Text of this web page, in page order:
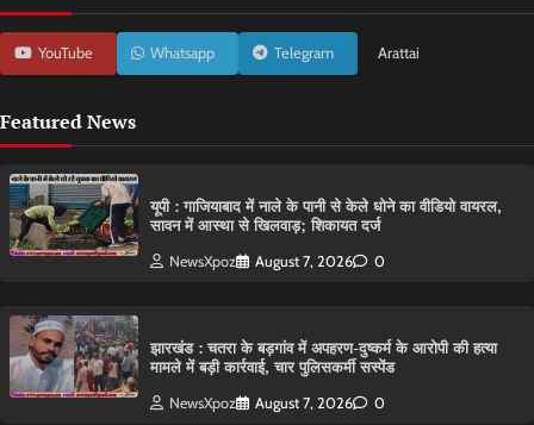
YouTube Whatsapp Telegram Arattai
Featured News
यूपी : गाजियाबाद में नाले के पानी से केले धोने का वीडियो वायरल,
सावन में आस्था से खिलवाड़; शिकायत दर्ज
NewsXpoz August 7, 2026 0
झारखंड : चतरा के बड़गांव में अपहरण-दुष्कर्म के आरोपी की हत्या
मामले में बड़ी कार्रवाई, चार पुलिसकर्मी सस्पेंड
NewsXpoz August 7, 2026 0